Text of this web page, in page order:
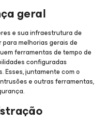
geral
e sua infraestrutura de
melhorias gerais de
ferramentas de tempo de
configuradas
juntamente com o
e outras ferramentas,